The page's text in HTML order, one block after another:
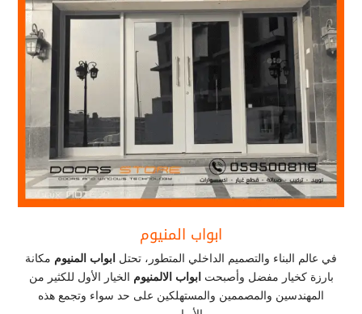
ابواب المنيوم
في عالم البناء والتصميم الداخلي المتطور، تحتل ابواب المنيوم مكانة
بارزة كخيار مفضل وأصبحت ابواب الالمنيوم الخيار الأول للكثير من
المهندسين والمصممين والمستهلكين على حد سواء وتجمع هذه